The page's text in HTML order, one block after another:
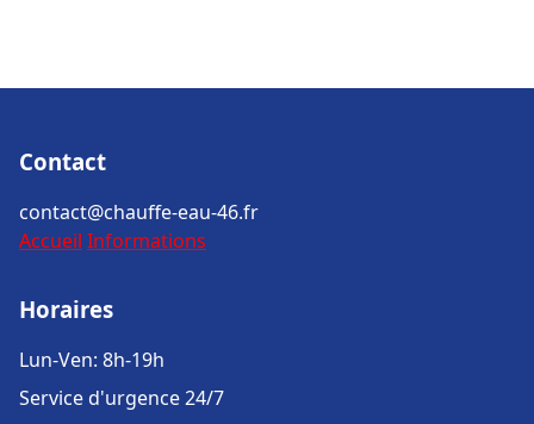
Contact
contact@chauffe-eau-46.fr
Accueil Informations
Horaires
Lun-Ven: 8h-19h
Service d'urgence 24/7